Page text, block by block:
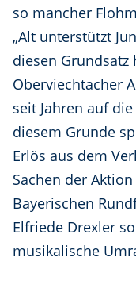
so mancher
„Alt unterstützt
diesen
Oberviechtacher
seit Jahren auf
diesem Grunde
Erlös aus dem
Sachen der
Bayerischen
Elfriede Drexler
musikalische